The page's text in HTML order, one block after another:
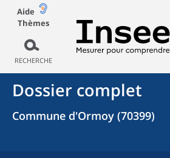
Aide
Thèmes
RECHERCHE
Dossier complet
Commune d'Ormoy (70399)